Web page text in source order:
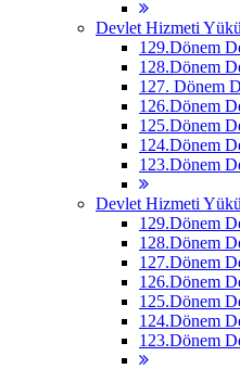
Devlet Hizmeti
129.Dönem
128.Dönem
127. Dönem
126.Dönem
125.Dönem
124.Dönem
123.Dönem
Devlet Hizmeti
129.Dönem
128.Dönem
127.Dönem
126.Dönem
125.Dönem
124.Dönem
123.Dönem